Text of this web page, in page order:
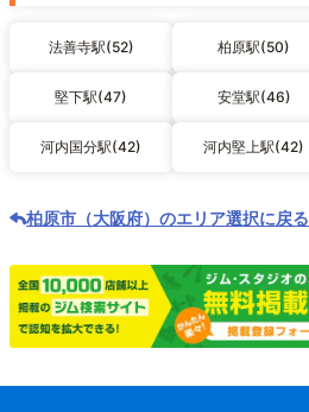
法善寺駅(52) 柏原駅(50)
堅下駅(47) 安堂駅(46)
河内国分駅(42) 河内堅上駅(42)
柏原市（大阪府）のエリア選択に戻る